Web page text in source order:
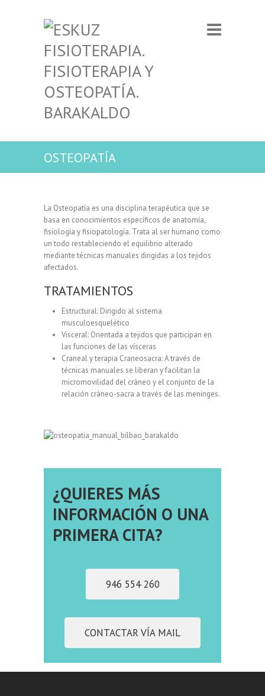
OSTEOPATÍA
La Osteopatía es una disciplina terapéutica que se
basa en conocimientos específicos de anatomía,
fisiología y fisiopatología. Trata al ser humano como
un todo restableciendo el equilibrio alterado
mediante técnicas manuales dirigidas a los tejidos
afectados.
TRATAMIENTOS
Estructural: Dirigido al sistema
musculoesquelético
Visceral: Orientada a tejidos que participan en
las funciones de las vísceras
Craneal y terapia Craneosacra: A través de
técnicas manuales se liberan y facilitan la
micromovilidad del cráneo y el conjunto de la
relación cráneo-sacra a través de las meninges.
¿QUIERES MÁS
INFORMACIÓN O UNA
PRIMERA CITA?
946 554 260
CONTACTAR VÍA MAIL